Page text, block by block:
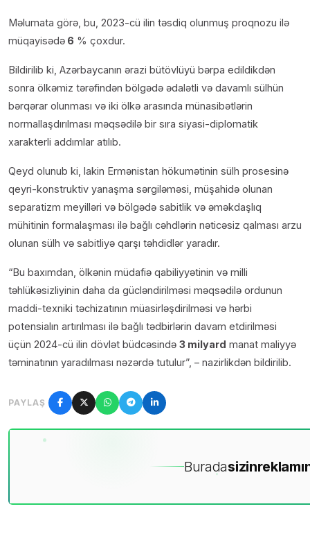
Məlumata görə, bu, 2023-cü ilin təsdiq olunmuş proqnozu ilə
müqayisədə 6 % çoxdur.
Bildirilib ki, Azərbaycanın ərazi bütövlüyü bərpa edildikdən
sonra ölkəmiz tərəfindən bölgədə ədalətli və davamlı sülhün
bərqərar olunması və iki ölkə arasında münasibətlərin
normallaşdırılması məqsədilə bir sıra siyasi-diplomatik
xarakterli addımlar atılıb.
Qeyd olunub ki, lakin Ermənistan hökumətinin sülh prosesinə
qeyri-konstruktiv yanaşma sərgiləməsi, müşahidə olunan
separatizm meyilləri və bölgədə sabitlik və əməkdaşlıq
mühitinin formalaşması ilə bağlı cəhdlərin nəticəsiz qalması arzu
olunan sülh və sabitliyə qarşı təhdidlər yaradır.
“Bu baxımdan, ölkənin müdafiə qabiliyyətinin və milli
təhlükəsizliyinin daha da gücləndirilməsi məqsədilə ordunun
maddi-texniki təchizatının müasirləşdirilməsi və hərbi
potensialın artırılması ilə bağlı tədbirlərin davam etdirilməsi
üçün 2024-cü ilin dövlət büdcəsində 3 milyard manat maliyyə
təminatının yaradılması nəzərdə tutulur”, – nazirlikdən bildirilib.
PAYLAŞ
Buradasizin